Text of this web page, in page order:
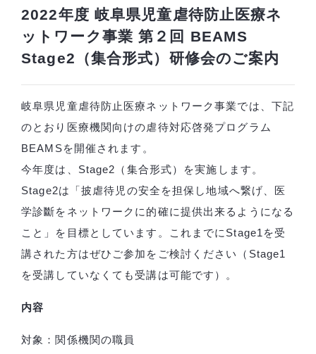
2022年度 岐阜県児童虐待防止医療ネ
ットワーク事業 第２回 BEAMS
Stage2（集合形式）研修会のご案内
岐阜県児童虐待防止医療ネットワーク事業では、下記
のとおり医療機関向けの虐待対応啓発プログラム
BEAMSを開催されます。
今年度は、Stage2（集合形式）を実施します。
Stage2は「披虐待児の安全を担保し地域へ繋げ、医
学診斷をネットワークに的確に提供出来るようになる
こと」を目標としています。これまでにStage1を受
講された方はぜひご参加をご検討ください（Stage1
を受講していなくても受講は可能です）。
内容
対象：関係機関の職員